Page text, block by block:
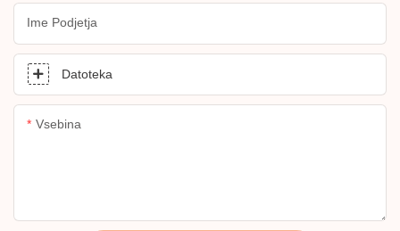
Ime Podjetja
Datoteka
Vsebina